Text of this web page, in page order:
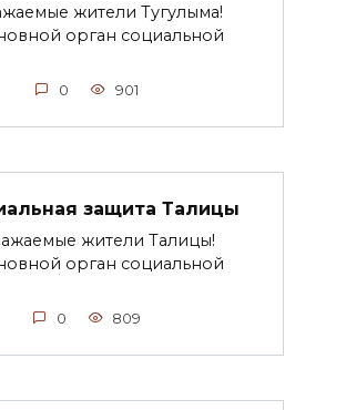
жители Тугулыма!
орган социальной
0 901
защита Талицы
жители Талицы!
орган социальной
0 809